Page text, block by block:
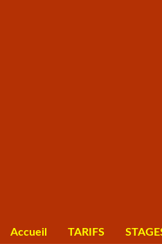
Accueil TARIFS